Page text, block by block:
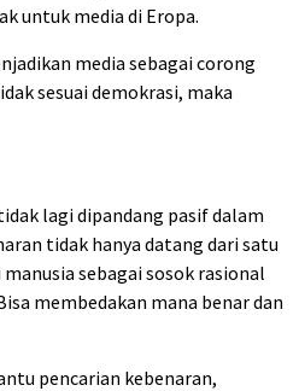
untuk media di Eropa.
media sebagai corong
sesuai demokrasi, maka
lagi dipandang pasif dalam
tidak hanya datang dari satu
sebagai sosok rasional
membedakan mana benar dan
pencarian kebenaran,